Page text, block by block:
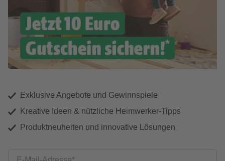
Exklusive Angebote und Gewinnspiele
Kreative Ideen & nützliche Heimwerker-Tipps
Produktneuheiten und innovative Lösungen